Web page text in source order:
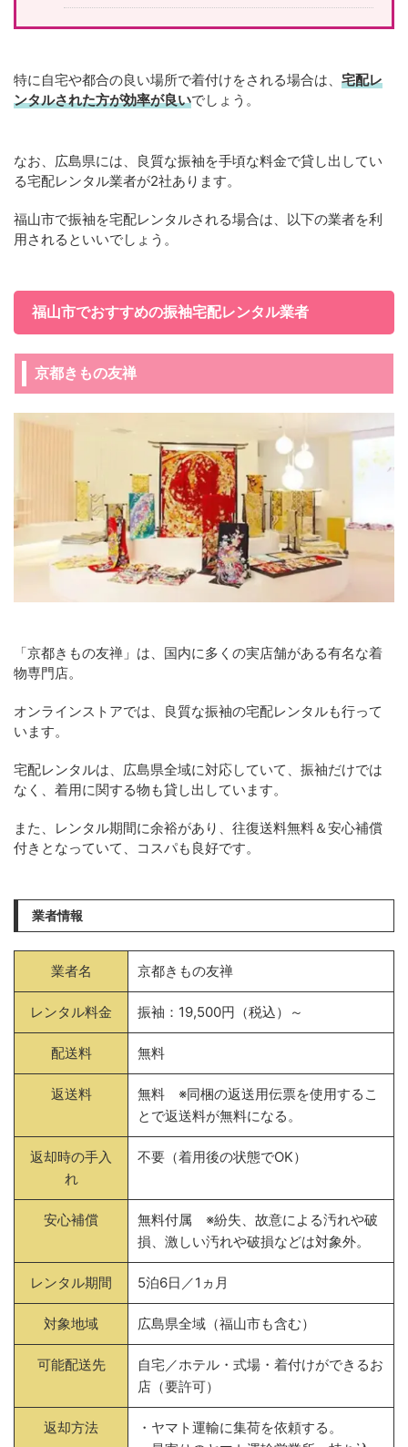
特に自宅や都合の良い場所で着付けをされる場合は、 宅配レ
ンタルされた方が効率が良いでしょう。
なお、広島県には、良質な振袖を手頃な料金で貸し出してい
る宅配レンタル業者が2社あります。
福山市で振袖を宅配レンタルされる場合は、以下の業者を利
用されるといいでしょう。
福山市でおすすめの振袖宅配レンタル業者
京都きもの友禅
「京都きもの友禅」は、国内に多くの実店舗がある有名な着
物専門店。
オンラインストアでは、良質な振袖の宅配レンタルも行って
います。
宅配レンタルは、広島県全域に対応していて、振袖だけでは
なく、着用に関する物も貸し出しています。
また、レンタル期間に余裕があり、往復送料無料＆安心補償
付きとなっていて、コスパも良好です。
業者情報
業者名 京都きもの友禅
レンタル料金 振袖：19,500円（税込）～
配送料 無料
返送料
無料 ※同梱の返送用伝票を使用するこ
とで返送料が無料になる。
返却時の手入
れ
不要（着用後の状態でOK）
安心補償
無料付属 ※紛失、故意による汚れや破
損、激しい汚れや破損などは対象外。
レンタル期間 5泊6日／1ヵ月
対象地域 広島県全域（福山市も含む）
可能配送先
自宅／ホテル・式場・着付けができるお
店（要許可）
返却方法
・ヤマト運輸に集荷を依頼する。